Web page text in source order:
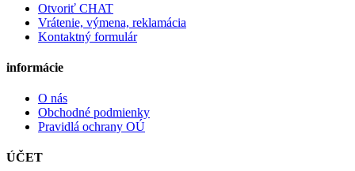
Otvoriť CHAT
Vrátenie, výmena, reklamácia
Kontaktný formulár
informácie
O nás
Obchodné podmienky
Pravidlá ochrany OÚ
ÚČET